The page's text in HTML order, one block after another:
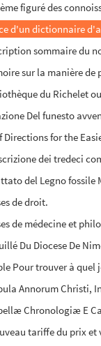
figuré des
d'un dictionnaire
sommaire du
sur la manière
du Richelet
Del funesto
Directions for the
dei tredeci
del Legno
de droit.
de médecine et
Du Diocese De
Pour trouver à
Annorum Christi,
Chronologiæ E
tariffe du prix